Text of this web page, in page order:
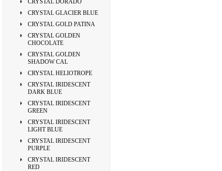
CRYSTAL DORADO
CRYSTAL GLACIER BLUE
CRYSTAL GOLD PATINA
CRYSTAL GOLDEN
CHOCOLATE
CRYSTAL GOLDEN
SHADOW CAL
CRYSTAL HELIOTROPE
CRYSTAL IRIDESCENT
DARK BLUE
CRYSTAL IRIDESCENT
GREEN
CRYSTAL IRIDESCENT
LIGHT BLUE
CRYSTAL IRIDESCENT
PURPLE
CRYSTAL IRIDESCENT
RED